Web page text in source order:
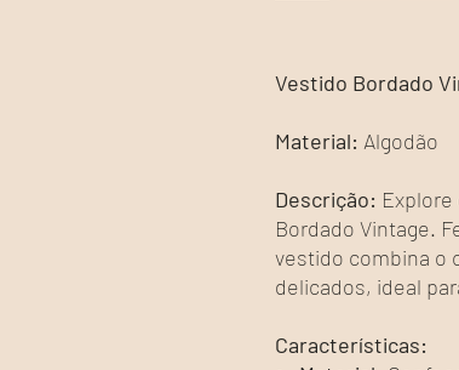
Vestido Bordado
Material: Algodão
Descrição:
Bordado Vintage.
vestido combina o
delicados, ideal
Características: